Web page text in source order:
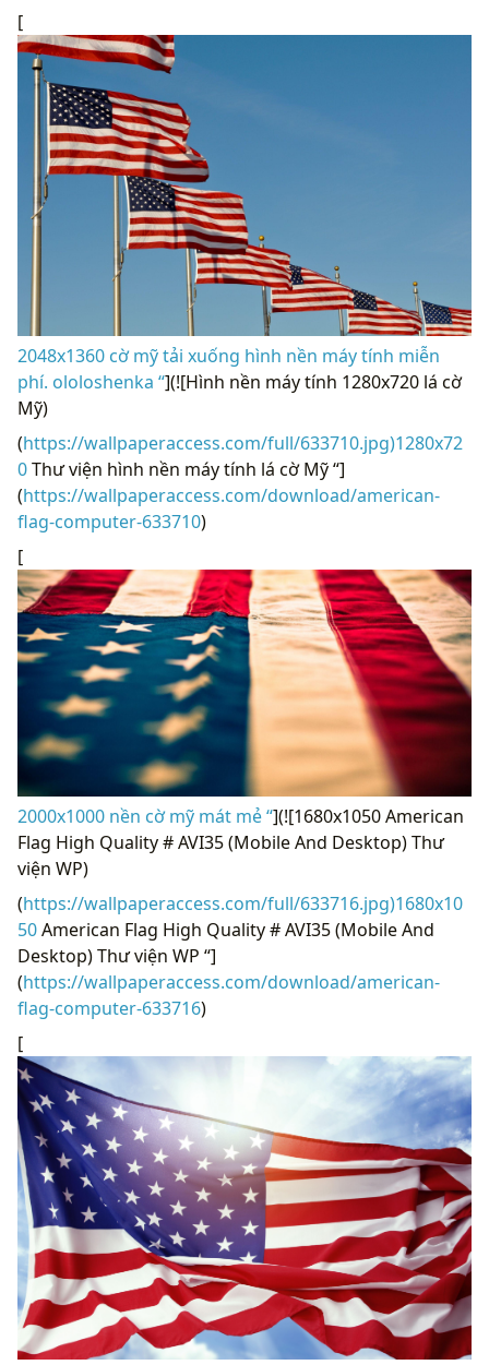
[
2048x1360 cờ mỹ tải xuống hình nền máy tính miễn
phí. ololoshenka “](![Hình nền máy tính 1280x720 lá cờ
Mỹ)
(https://wallpaperaccess.com/full/633710.jpg)1280x72
0Thư viện hình nền máy tính lá cờ Mỹ “]
(https://wallpaperaccess.com/download/american-
flag-computer-633710)
[
2000x1000 nền cờ mỹ mát mẻ “](![1680x1050 American
Flag High Quality # AVI35 (Mobile And Desktop) Thư
viện WP)
(https://wallpaperaccess.com/full/633716.jpg)1680x10
50American Flag High Quality # AVI35 (Mobile And
Desktop) Thư viện WP “]
(https://wallpaperaccess.com/download/american-
flag-computer-633716)
[